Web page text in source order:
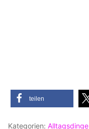
teilen
Kategorien: Alltagsdinge